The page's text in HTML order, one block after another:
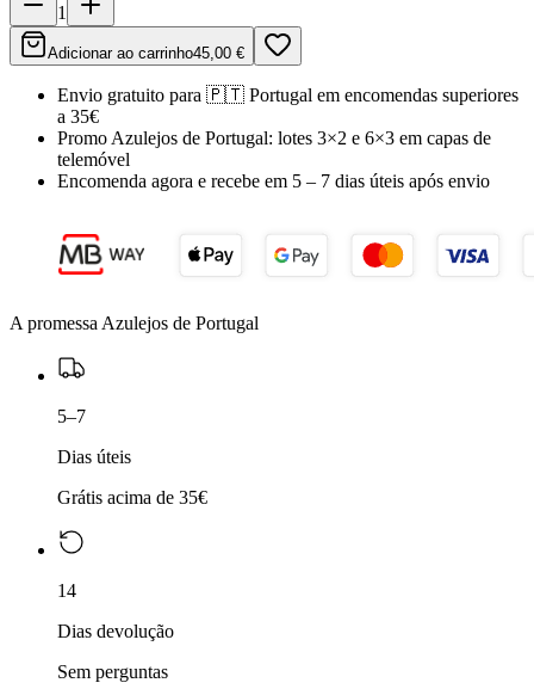
1
Adicionar ao carrinho45,00 €
Envio gratuito para 🇵🇹 Portugal em encomendas superiores
a 35€
Promo Azulejos de Portugal: lotes 3×2 e 6×3 em capas de
telemóvel
Encomenda agora e recebe em 5 – 7 dias úteis após envio
A promessa Azulejos de Portugal
5–7
Dias úteis
Grátis acima de 35€
14
Dias devolução
Sem perguntas